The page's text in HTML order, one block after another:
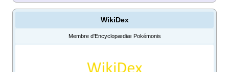
WikiDex
Membre d'Encyclopædiæ Pokémonis